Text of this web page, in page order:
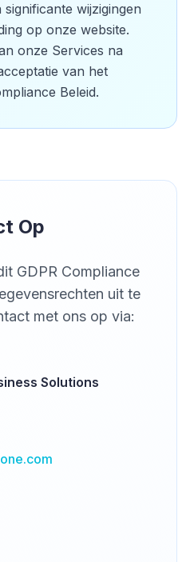
wijzigingen
op onze website.
onze Services na
van het
Beleid.
Op
GDPR Compliance
uit te
met ons op via:
Solutions